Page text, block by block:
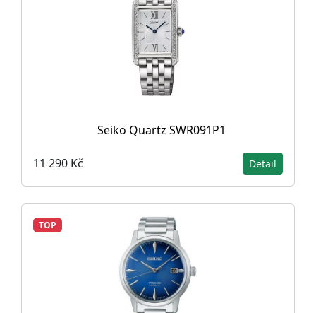
Seiko Quartz SWR091P1
11 290 Kč Detail
TOP